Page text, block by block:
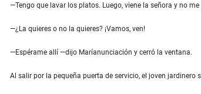
—Tengo que lavar los platos. Luego, viene la señora y no me
—¿La quieres o no la quieres? ¡Vamos, ven!
—Espérame allí —dijo Maríanunciación y cerró la ventana.
Al salir por la pequeña puerta de servicio, el joven jardinero